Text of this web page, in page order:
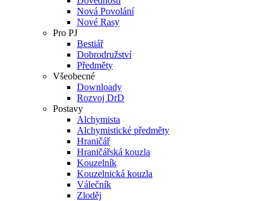
Nová Povolání
Nové Rasy
Pro PJ
Bestiář
Dobrodružství
Předměty
Všeobecné
Downloady
Rozvoj DrD
Postavy
Alchymista
Alchymistické předměty
Hraničář
Hraničářská kouzla
Kouzelník
Kouzelnická kouzla
Válečník
Zloděj